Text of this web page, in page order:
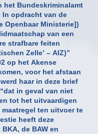
het Bundeskriminalamt
In opdracht van de
Openbaar Ministerie])
van een
strafbare feiten
Zelle’ – AIZ)”
op het Akense
voor het afstaan
haar in deze brief
in geval van niet
tot het uitvaardigen
ten uitvoer te
heeft deze
de BAW en